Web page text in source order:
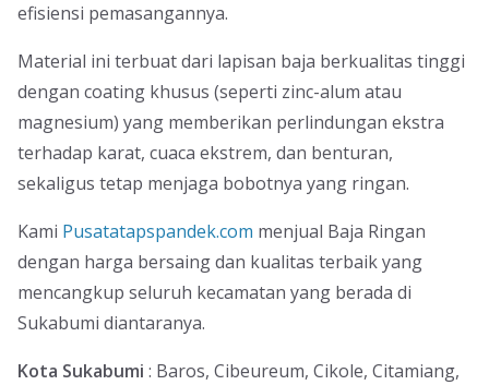
efisiensi pemasangannya.
Material ini terbuat dari lapisan baja berkualitas tinggi
dengan coating khusus (seperti zinc-alum atau
magnesium) yang memberikan perlindungan ekstra
terhadap karat, cuaca ekstrem, dan benturan,
sekaligus tetap menjaga bobotnya yang ringan.
Kami Pusatatapspandek.com menjual Baja Ringan
dengan harga bersaing dan kualitas terbaik yang
mencangkup seluruh kecamatan yang berada di
Sukabumi diantaranya.
Kota Sukabumi : Baros, Cibeureum, Cikole, Citamiang,